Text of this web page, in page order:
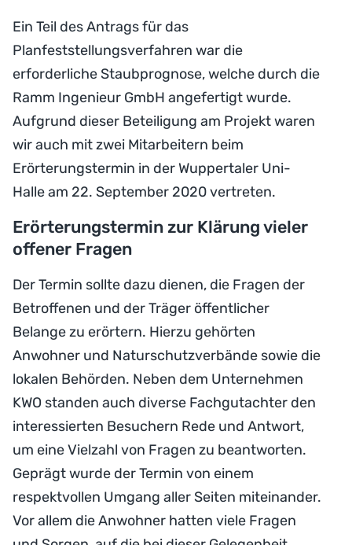
Ein Teil des Antrags für das
Planfeststellungsverfahren war die
erforderliche Staubprognose, welche durch die
Ramm Ingenieur GmbH angefertigt wurde.
Aufgrund dieser Beteiligung am Projekt waren
wir auch mit zwei Mitarbeitern beim
Erörterungstermin in der Wuppertaler Uni-
Halle am 22. September 2020 vertreten.
Erörterungstermin zur Klärung vieler
offener Fragen
Der Termin sollte dazu dienen, die Fragen der
Betroffenen und der Träger öffentlicher
Belange zu erörtern. Hierzu gehörten
Anwohner und Naturschutzverbände sowie die
lokalen Behörden. Neben dem Unternehmen
KWO standen auch diverse Fachgutachter den
interessierten Besuchern Rede und Antwort,
um eine Vielzahl von Fragen zu beantworten.
Geprägt wurde der Termin von einem
respektvollen Umgang aller Seiten miteinander.
Vor allem die Anwohner hatten viele Fragen